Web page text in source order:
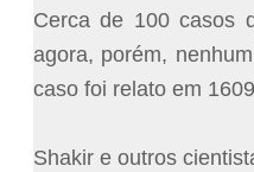
Cerca de 100 casos
agora, porém,
caso foi relato em
Shakir e outros